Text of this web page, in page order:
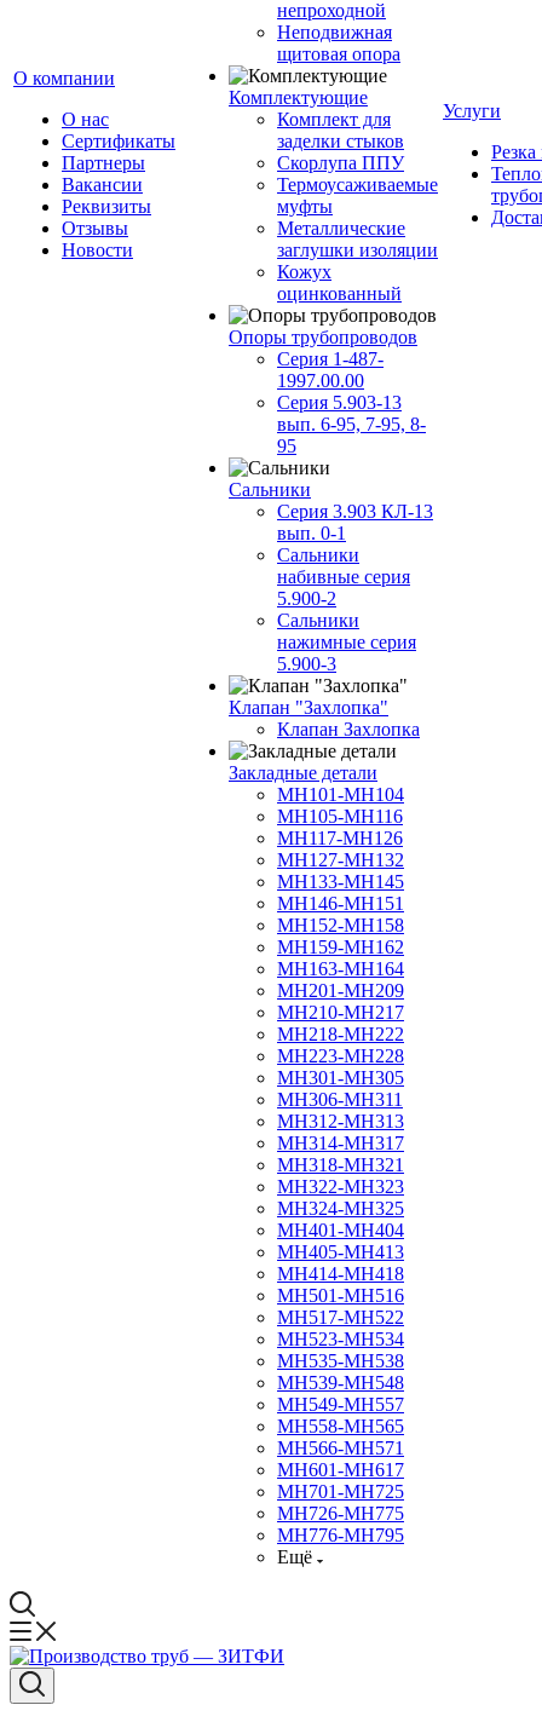
О компании
О нас
Сертификаты
Партнеры
Вакансии
Реквизиты
Отзывы
Новости
непроходной
Неподвижная
щитовая опора
Комплектующие
Комплект для
заделки стыков
Скорлупа ППУ
Термоусаживаемые
муфты
Металлические
заглушки изоляции
Кожух
оцинкованный
Опоры трубопроводов
Серия 1-487-
1997.00.00
Серия 5.903-13
вып. 6-95, 7-95, 8-
95
Сальники
Серия 3.903 КЛ-13
вып. 0-1
Сальники
набивные серия
5.900-2
Сальники
нажимные серия
5.900-3
Клапан "Захлопка"
Клапан Захлопка
Закладные детали
МН101-МН104
МН105-МН116
МН117-МН126
МН127-МН132
МН133-МН145
МН146-МН151
МН152-МН158
МН159-МН162
МН163-МН164
МН201-МН209
МН210-МН217
МН218-МН222
МН223-МН228
МН301-МН305
МН306-МН311
МН312-МН313
МН314-МН317
МН318-МН321
МН322-МН323
МН324-МН325
МН401-МН404
МН405-МН413
МН414-МН418
МН501-МН516
МН517-МН522
МН523-МН534
МН535-МН538
МН539-МН548
МН549-МН557
МН558-МН565
МН566-МН571
МН601-МН617
МН701-МН725
МН726-МН775
МН776-МН795
Ещё
Услуги
Резка